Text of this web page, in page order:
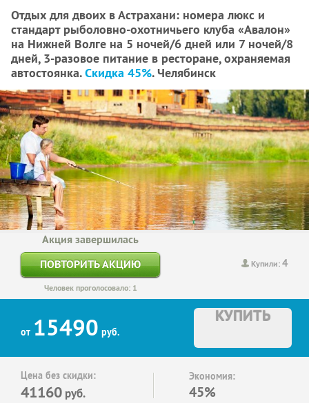
Отдых для двоих в Астрахани: номера люкс и
стандарт рыболовно-охотничьего клуба «Авалон»
на Нижней Волге на 5 ночей/6 дней или 7 ночей/8
дней, 3-разовое питание в ресторане, охраняемая
автостоянка.Скидка 45%. Челябинск
Купили:4
Акция завершилась
ПОВТОРИТЬ АКЦИЮ
Человек проголосовало: 1
от 15490 руб.
КУПИТЬ
Цена без скидки:
41160 руб.
Экономия:
45%